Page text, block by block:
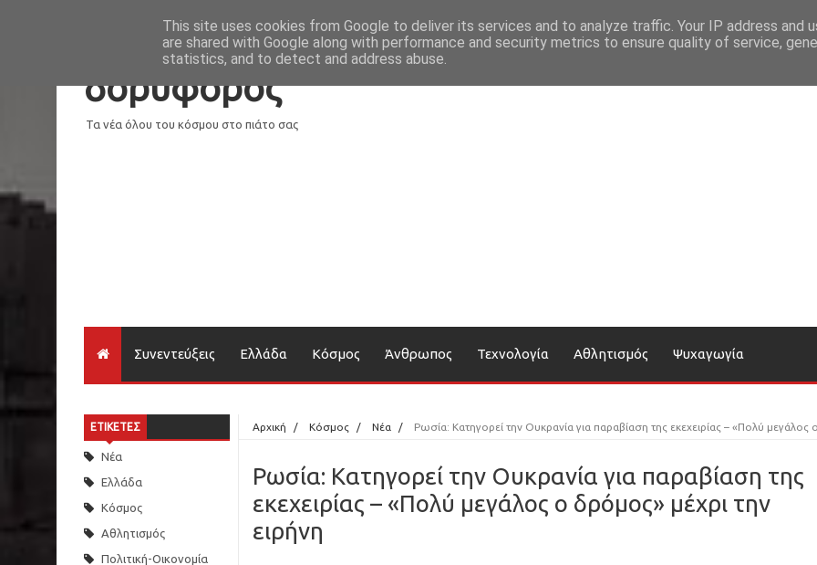
Loading...
δορυφόρος
Τα νέα όλου του κόσμου στο πιάτο σας
Συνεντεύξεις Ελλάδα Κόσμος Άνθρωπος Τεχνολογία Αθλητισμός Ψυχαγωγία
ΕΤΙΚΕΤΕΣ
Νέα
Ελλάδα
Κόσμος
Αθλητισμός
Πολιτική-Οικονομία
Αρχική / Κόσμος / Νέα / Ρωσία: Κατηγορεί την Ουκρανία για παραβίαση της εκεχειρίας – «Πολύ μεγάλος ο δρόμος» μέχρι την
Ρωσία: Κατηγορεί την Ουκρανία για παραβίαση της
εκεχειρίας – «Πολύ μεγάλος ο δρόμος» μέχρι την
ειρήνη
This site uses cookies from Google to deliver its services and to analyze traffic. Your IP address and
are shared with Google along with performance and security metrics to ensure quality of service,
statistics, and to detect and address abuse.